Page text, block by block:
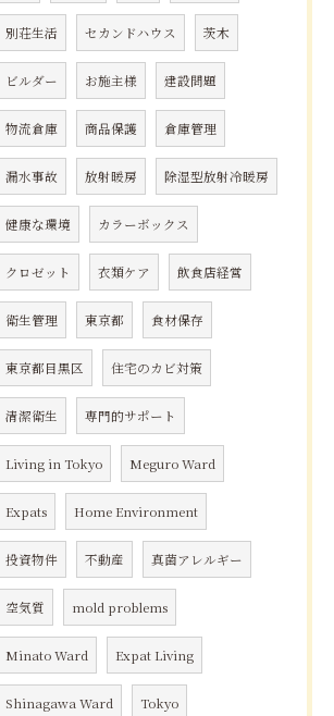
別荘生活 セカンドハウス 茨木
ビルダー お施主様 建設問題
物流倉庫 商品保護 倉庫管理
漏水事故 放射暖房 除湿型放射冷暖房
健康な環境 カラーボックス
クロゼット 衣類ケア 飲食店経営
衛生管理 東京都 食材保存
東京都目黒区 住宅のカビ対策
清潔衛生 専門的サポート
Living in Tokyo Meguro Ward
Expats Home Environment
投資物件 不動産 真菌アレルギー
空気質 mold problems
Minato Ward Expat Living
Shinagawa Ward Tokyo